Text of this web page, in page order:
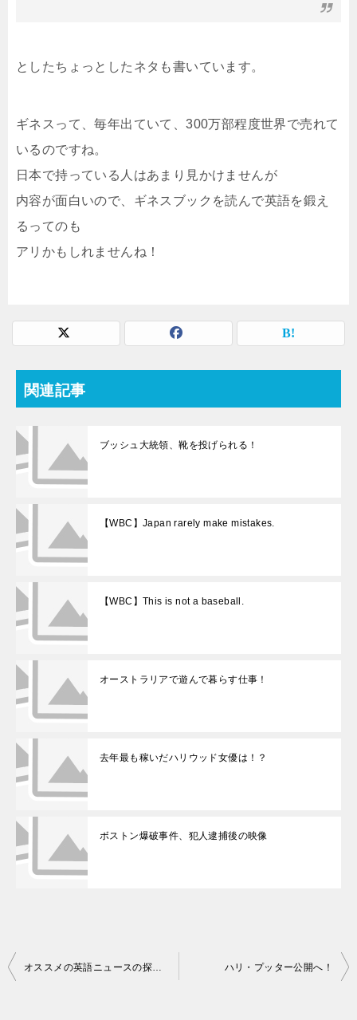
としたちょっとしたネタも書いています。
ギネスって、毎年出ていて、300万部程度世界で売れて
いるのですね。
日本で持っている人はあまり見かけませんが
内容が面白いので、ギネスブックを読んで英語を鍛え
るってのも
アリかもしれませんね！
関連記事
ブッシュ大統領、靴を投げられる！
【WBC】Japan rarely make mistakes.
【WBC】This is not a baseball.
オーストラリアで遊んで暮らす仕事！
去年最も稼いだハリウッド女優は！？
ボストン爆破事件、犯人逮捕後の映像
投
ハリ・プッター公開へ！